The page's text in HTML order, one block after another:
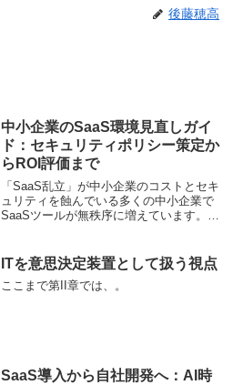
後藤穂高
中小企業のSaaS環境見直しガイ
ド：セキュリティポリシー策定か
らROI評価まで
「SaaS乱立」が中小企業のコストとセキ
ュリティを蝕んでいる多くの中小企業で
SaaSツールが無秩序に増えています。こ
ます。専門の情シス部門がない企業ほ
ど、この問題は深刻...
ITを意思決定装置として扱う視点
ここまで第II章では、。
SaaS導入から自社開発へ：AI時